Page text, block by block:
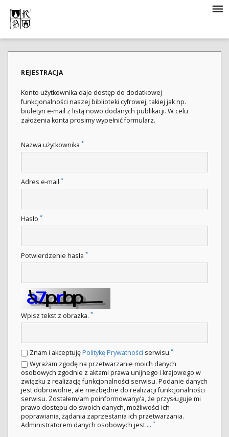
REJESTRACJA
Konto użytkownika daje dostęp do dodatkowej
funkcjonalności naszej biblioteki cyfrowej, takiej jak np.
biuletyn e-mail z listą nowo dodanych publikacji. W celu
założenia konta prosimy wypełnić formularz.
Nazwa użytkownika *
Adres e-mail *
Hasło *
Potwierdzenie hasła *
Wpisz tekst z obrazka. *
Znam i akceptujęPolitykę Prywatności serwisu *
Wyrażam zgodę na przetwarzanie moich danych
osobowych zgodnie z aktami prawa unijnego i krajowego w
związku z realizacją funkcjonalności serwisu. Podanie danych
jest dobrowolne, ale niezbędne do realizacji funkcjonalności
serwisu. Zostałem/am poinformowany/a, że przysługuje mi
prawo dostępu do swoich danych, możliwości ich
poprawiania, żądania zaprzestania ich przetwarzania.
Administratorem danych osobowych jest.... *